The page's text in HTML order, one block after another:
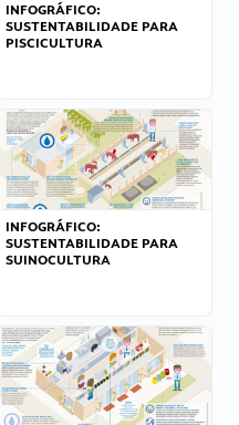
INFOGRÁFICO:
SUSTENTABILIDADE PARA
PISCICULTURA
INFOGRÁFICO:
SUSTENTABILIDADE PARA
SUINOCULTURA